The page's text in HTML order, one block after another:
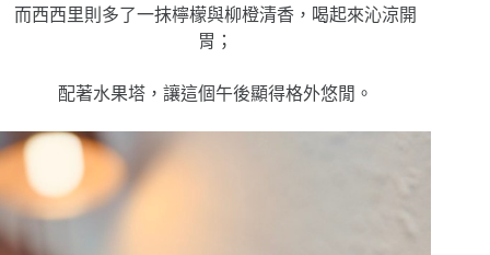
而西西里則多了一抹檸檬與柳橙清香，喝起來沁涼開
胃；
配著水果塔，讓這個午後顯得格外悠閒。